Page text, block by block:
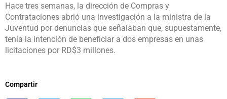
Hace tres semanas, la dirección de Compras y
Contrataciones abrió una investigación a la ministra de la
Juventud por denuncias que señalaban que, supuestamente,
tenía la intención de beneficiar a dos empresas en unas
licitaciones por RD$3 millones.
Compartir